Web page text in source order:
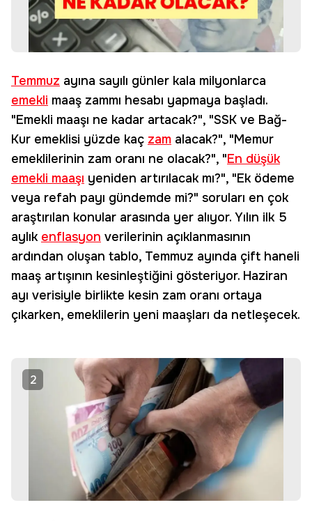
Temmuz ayına sayılı günler kala milyonlarca
emekli maaş zammı hesabı yapmaya başladı.
"Emekli maaşı ne kadar artacak?", "SSK ve Bağ-
Kur emeklisi yüzde kaç zam alacak?", "Memur
emeklilerinin zam oranı ne olacak?", "En düşük
emekli maaşı yeniden artırılacak mı?", "Ek ödeme
veya refah payı gündemde mi?" soruları en çok
araştırılan konular arasında yer alıyor. Yılın ilk 5
aylık enflasyon verilerinin açıklanmasının
ardından oluşan tablo, Temmuz ayında çift haneli
maaş artışının kesinleştiğini gösteriyor. Haziran
ayı verisiyle birlikte kesin zam oranı ortaya
çıkarken, emeklilerin yeni maaşları da netleşecek.
2